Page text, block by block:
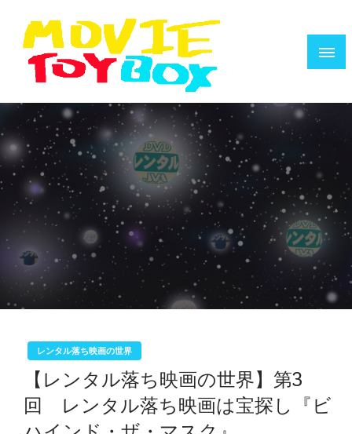
へ
キ
ッ
プ
MOVIE TOYBOX
映画で遊ぶ人のためのウェブZINE
レンタル落ち映画の世界
【レンタル落ち映画の世界】第3
回 レンタル落ち映画は宝探し『ビ